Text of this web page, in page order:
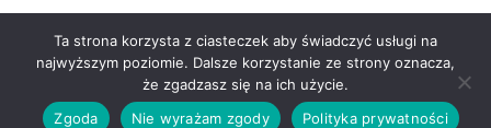
Ta strona korzysta z ciasteczek aby świadczyć usługi na
najwyższym poziomie. Dalsze korzystanie ze strony oznacza,
że zgadzasz się na ich użycie.
Zgoda
Nie wyrażam zgody Polityka prywatności